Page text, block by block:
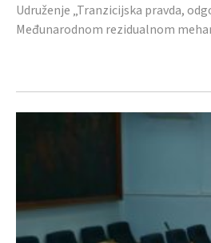
Udruženje „Tranzicijska pravda,
Međunarodnom rezidualnom